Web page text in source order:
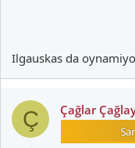
Ilgauskas da
Ç Çağlar